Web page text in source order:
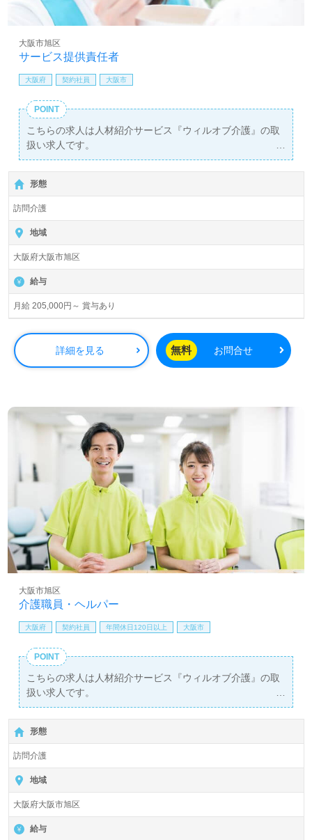
『夢』を実現しませんか。こちらの求人は＜ハイクラス/管
理職紹介専任コンサルタント＞よりご案内します。お問い
医療/福祉業界の正社員/パート求人探しは【ウィルオブ介
護】＊求人情報収集、将来的に検討の方も遠慮なく＊
相談可能です。転職相談、求人紹介、年収交渉など完全無
料サービスをご利用いただけます。＜非公開求人も取扱い
あり！＞"転職支援"のプロと一緒に転職活動！お問い合わ
せお待ちしております。
サービス提供責任者
大阪市旭区
大阪府 契約社員 大阪市
POINT
こちらの求人は人材紹介サービス『ウィルオブ介護』の取
扱い求人です。
詳細に関してお気軽にご相談ください♪
【無料】で皆さんの転職活動をサポートいたします。
形態
訪問介護
地域
大阪府大阪市旭区
給与
月給 205,000円～ 賞与あり
詳細を見る 無料 お問合せ
介護職員・ヘルパー
大阪市旭区
大阪府 契約社員 年間休日120日以上 大阪市
POINT
こちらの求人は人材紹介サービス『ウィルオブ介護』の取
扱い求人です。
詳細に関してお気軽にご相談ください♪
【無料】で皆さんの転職活動をサポートいたします。
形態
訪問介護
地域
大阪府大阪市旭区
給与